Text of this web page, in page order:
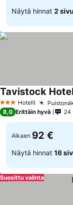
Näytä hinnat 2
3 Tähtiluokitus
Hotelli
Tavistock
8,0 Erittäin hyvä 24
Alkaen 92 €
Näytä hinnat 16
Suosittu valinta